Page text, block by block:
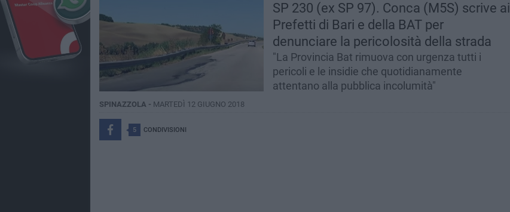
SP 230 (ex SP 97). Conca (M5S) scrive ai
Prefetti di Bari e della BAT per
denunciare la pericolosità della strada
"La Provincia Bat rimuova con urgenza tutti i
pericoli e le insidie che quotidianamente
attentano alla pubblica incolumità"
SPINAZZOLA - MARTEDÌ 12 GIUGNO 2018
5 CONDIVISIONI